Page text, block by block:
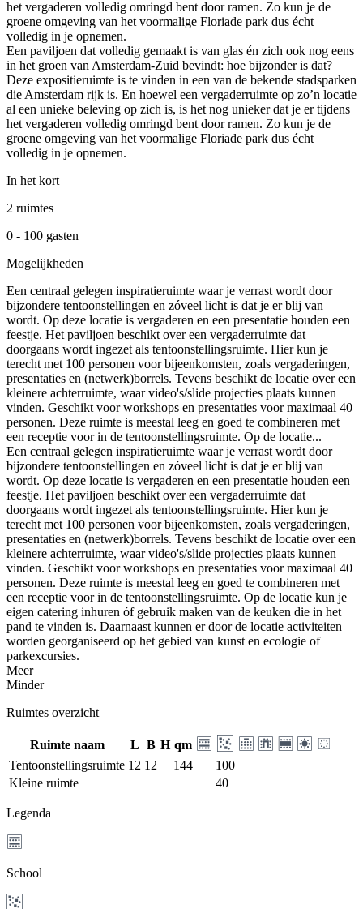
het vergaderen volledig omringd bent door ramen. Zo kun je de
groene omgeving van het voormalige Floriade park dus écht
volledig in je opnemen.
Een paviljoen dat volledig gemaakt is van glas én zich ook nog eens
in het groen van Amsterdam-Zuid bevindt: hoe bijzonder is dat?
Deze expositieruimte is te vinden in een van de bekende stadsparken
die Amsterdam rijk is. En hoewel een vergaderruimte op zo’n locatie
al een unieke beleving op zich is, is het nog unieker dat je er tijdens
het vergaderen volledig omringd bent door ramen. Zo kun je de
groene omgeving van het voormalige Floriade park dus écht
volledig in je opnemen.
In het kort
2 ruimtes
0 - 100 gasten
Mogelijkheden
Een centraal gelegen inspiratieruimte waar je verrast wordt door
bijzondere tentoonstellingen en zóveel licht is dat je er blij van
wordt. Op deze locatie is vergaderen en een presentatie houden een
feestje. Het paviljoen beschikt over een vergaderruimte dat
doorgaans wordt ingezet als tentoonstellingsruimte. Hier kun je
terecht met 100 personen voor bijeenkomsten, zoals vergaderingen,
presentaties en (netwerk)borrels. Tevens beschikt de locatie over een
kleinere achterruimte, waar video's/slide projecties plaats kunnen
vinden. Geschikt voor workshops en presentaties voor maximaal 40
personen. Deze ruimte is meestal leeg en goed te combineren met
een receptie voor in de tentoonstellingsruimte. Op de locatie...
Een centraal gelegen inspiratieruimte waar je verrast wordt door
bijzondere tentoonstellingen en zóveel licht is dat je er blij van
wordt. Op deze locatie is vergaderen en een presentatie houden een
feestje. Het paviljoen beschikt over een vergaderruimte dat
doorgaans wordt ingezet als tentoonstellingsruimte. Hier kun je
terecht met 100 personen voor bijeenkomsten, zoals vergaderingen,
presentaties en (netwerk)borrels. Tevens beschikt de locatie over een
kleinere achterruimte, waar video's/slide projecties plaats kunnen
vinden. Geschikt voor workshops en presentaties voor maximaal 40
personen. Deze ruimte is meestal leeg en goed te combineren met
een receptie voor in de tentoonstellingsruimte. Op de locatie kun je
eigen catering inhuren óf gebruik maken van de keuken die in het
pand te vinden is. Daarnaast kunnen er door de locatie activiteiten
worden georganiseerd op het gebied van kunst en ecologie of
parkexcursies.
Meer
Minder
Ruimtes overzicht
Ruimte naam L B H qm
Tentoonstellingsruimte 12 12 144
100
Kleine ruimte
40
Legenda
School